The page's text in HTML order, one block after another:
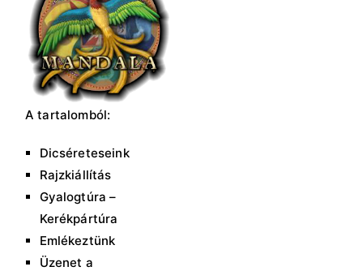
A tartalomból:
Dicséreteseink
Rajzkiállítás
Gyalogtúra –
Kerékpártúra
Emlékeztünk
Üzenet a